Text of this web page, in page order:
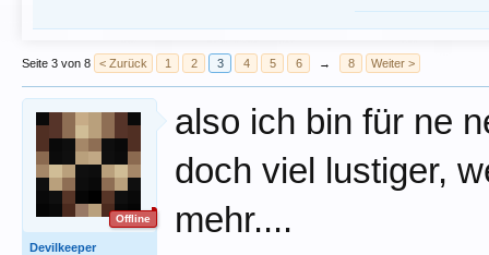
Seite 3 von 8 < Zurück 1 2 3 4 5 6 → 8 Weiter >
Offline
Devilkeeper
also ich bin für ne
doch viel lustiger,
mehr....